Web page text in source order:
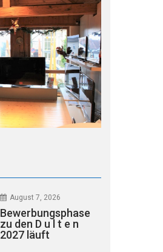
August 7, 2026
Bewerbungsphase
zu den D u l t e n
2027 läuft